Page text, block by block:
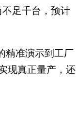
足千台，预计
精准演示到工厂
现真正量产，还